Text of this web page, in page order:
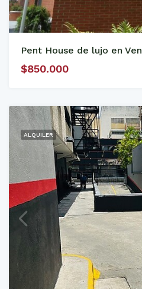
$850.000
ALQUILER